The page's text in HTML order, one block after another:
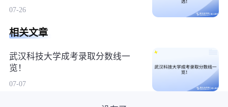
07-26
相关文章
武汉科技大学成考录取分数线一
览！
07-07